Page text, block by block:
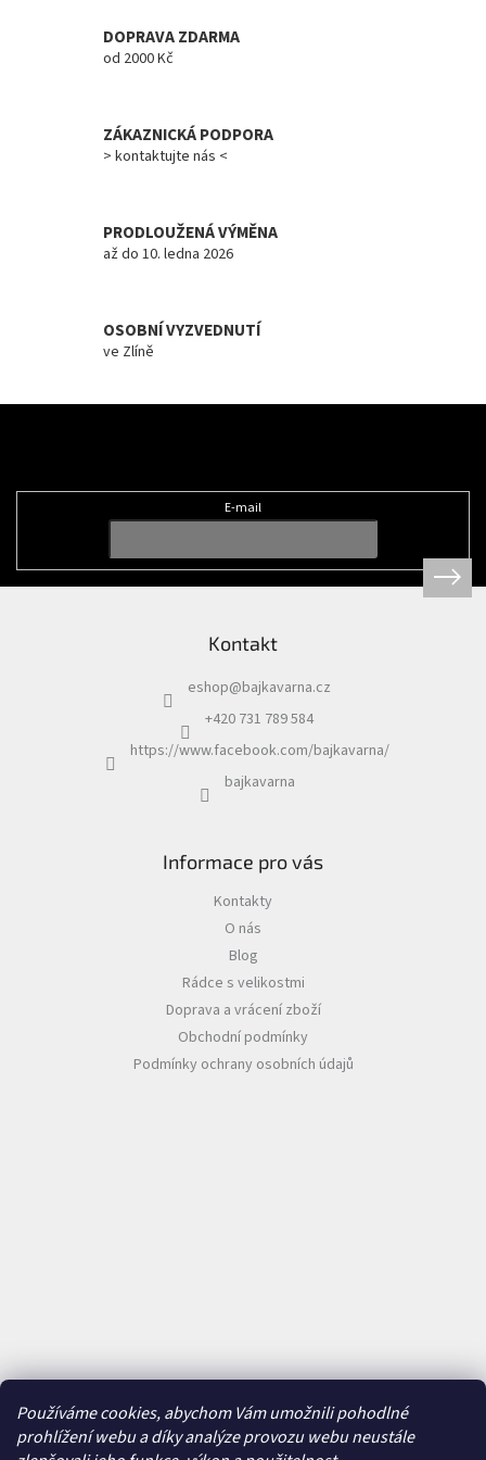
Používáme cookies, abychom Vám umožnili pohodlné
prohlížení webu a díky analýze provozu webu neustále
k
p
i
DOPRAVA ZDARMA
od 2000 Kč
ZÁKAZNICKÁ PODPORA
> kontaktujte nás <
PRODLOUŽENÁ VÝMĚNA
až do 10. ledna 2026
OSOBNÍ VYZVEDNUTÍ
ve Zlíně
E-mail
Kontakt
eshop@bajkavarna.cz
+420 731 789 584
https://www.facebook.com/bajkavarna/
bajkavarna
Informace pro vás
Kontakty
O nás
Blog
Rádce s velikostmi
Doprava a vrácení zboží
Obchodní podmínky
Podmínky ochrany osobních údajů